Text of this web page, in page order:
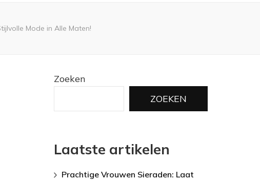
Mode in Alle Maten!
Zoeken
ZOEKEN
Laatste artikelen
Prachtige Vrouwen Sieraden: Laat